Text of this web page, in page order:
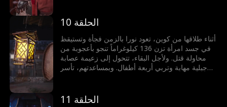
الحلقة 10
أثناء طلاقها من كوين، تعود نورا بالزمن فجأة وتستيقظ
في جسد امرأة تزن 136 كيلوغراماً تنجو بأعجوبة من
محاولة قتل. ولأجل البقاء، تتحول إلى زعيمة عصابة
جبلية مهابة وتربي أربعة أطفال. وبمساعدتهم، تأسر
الحلقة 11